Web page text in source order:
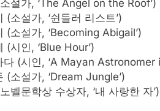
설가, ‘The Angel on the Roof’)
(소설가, ‘쉰들러 리스트’)
(소설가, ‘Becoming Abigail’)
(시인, ‘Blue Hour’)
다 (시인, ‘A Mayan Astronomer
(소설가, ‘Dream Jungle’)
벨문학상 수상자, ‘내 사랑한 자’)